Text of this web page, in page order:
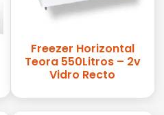
Freezer Horizontal
Teora 550Litros – 2v
Vidro Recto